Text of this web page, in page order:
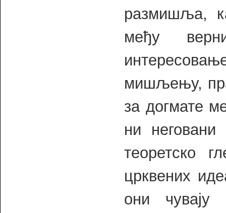
размишља,
међу
мишљењу,
за догмате
ни
теоретско
црквених
они чувају